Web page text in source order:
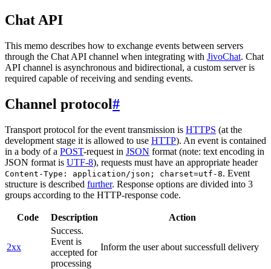
Chat API
This memo describes how to exchange events between servers
through the Chat API channel when integrating with JivoChat. Chat
API channel is asynchronous and bidirectional, a custom server is
required capable of receiving and sending events.
Channel protocol#
Transport protocol for the event transmission is HTTPS (at the
development stage it is allowed to use HTTP). An event is contained
in a body of a POST-request in JSON format (note: text encoding in
JSON format is UTF-8), requests must have an appropriate header
Content-Type: application/json; charset=utf-8. Event
structure is described further. Response options are divided into 3
groups according to the HTTP-response code.
Code Description Action
2xx
Success.
Event is
accepted for
processing
Inform the user about successfull delivery